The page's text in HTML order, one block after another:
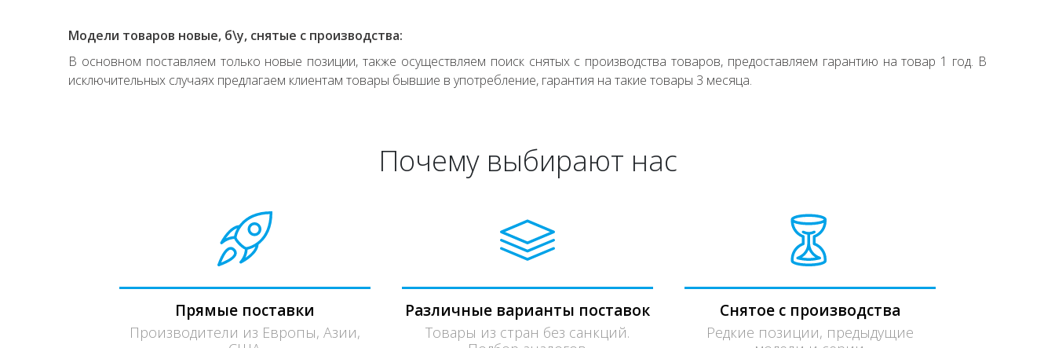
Модели товаров новые, б\у, снятые с производства:
В основном поставляем только новые позиции, также осуществляем поиск снятых с производства товаров, предоставляем гарантию на товар 1 год. В
исключительных случаях предлагаем клиентам товары бывшие в употребление, гарантия на такие товары 3 месяца.
Почему выбирают нас
Прямые поставки
Производители из Европы, Азии,
Различные варианты поставок
Товары из стран без санкций.
Снятое с производства
Редкие позиции, предыдущие